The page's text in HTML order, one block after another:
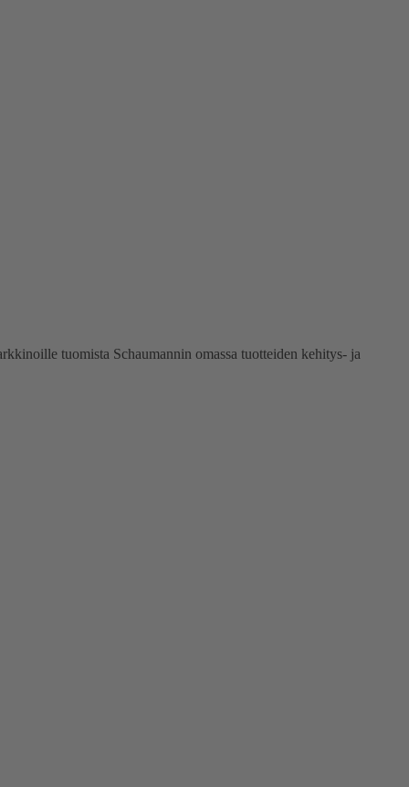
tuomista Schaumannin omassa tuotteiden kehitys- ja